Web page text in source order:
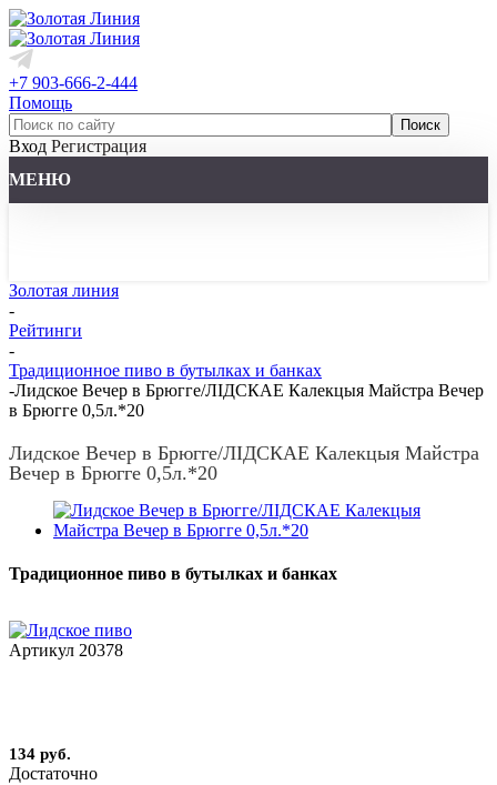
+7 903-666-2-444
Помощь
Вход Регистрация
МЕНЮ
Золотая линия
-
Рейтинги
-
Традиционное пиво в бутылках и банках
-Лидское Вечер в Брюгге/ЛІДСКАЕ Калекцыя Майстра Вечер
в Брюгге 0,5л.*20
Лидское Вечер в Брюгге/ЛІДСКАЕ Калекцыя Майстра
Вечер в Брюгге 0,5л.*20
Традиционное пиво в бутылках и банках
Артикул 20378
134 руб.
Достаточно